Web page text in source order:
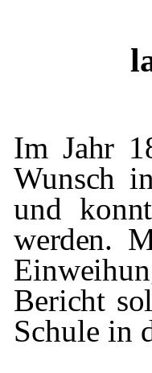
Im Jahr
Wunsch in
und
werden.
Bericht
Schule in